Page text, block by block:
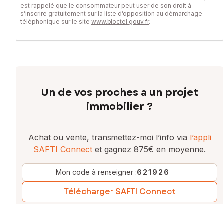
www.georisques.gouv.fr
Prix de vente : 309 000 €
est rappelé que le consommateur peut user de son droit à
s’inscrire gratuitement sur la liste d’opposition au démarchage
téléphonique sur le site www.bloctel.gouv.fr.
Un de vos proches a un projet
immobilier ?
Achat ou vente, transmettez-moi l’info via l’appli
SAFTI Connect et gagnez 875€ en moyenne.
Mon code à renseigner :621926
Télécharger SAFTI Connect